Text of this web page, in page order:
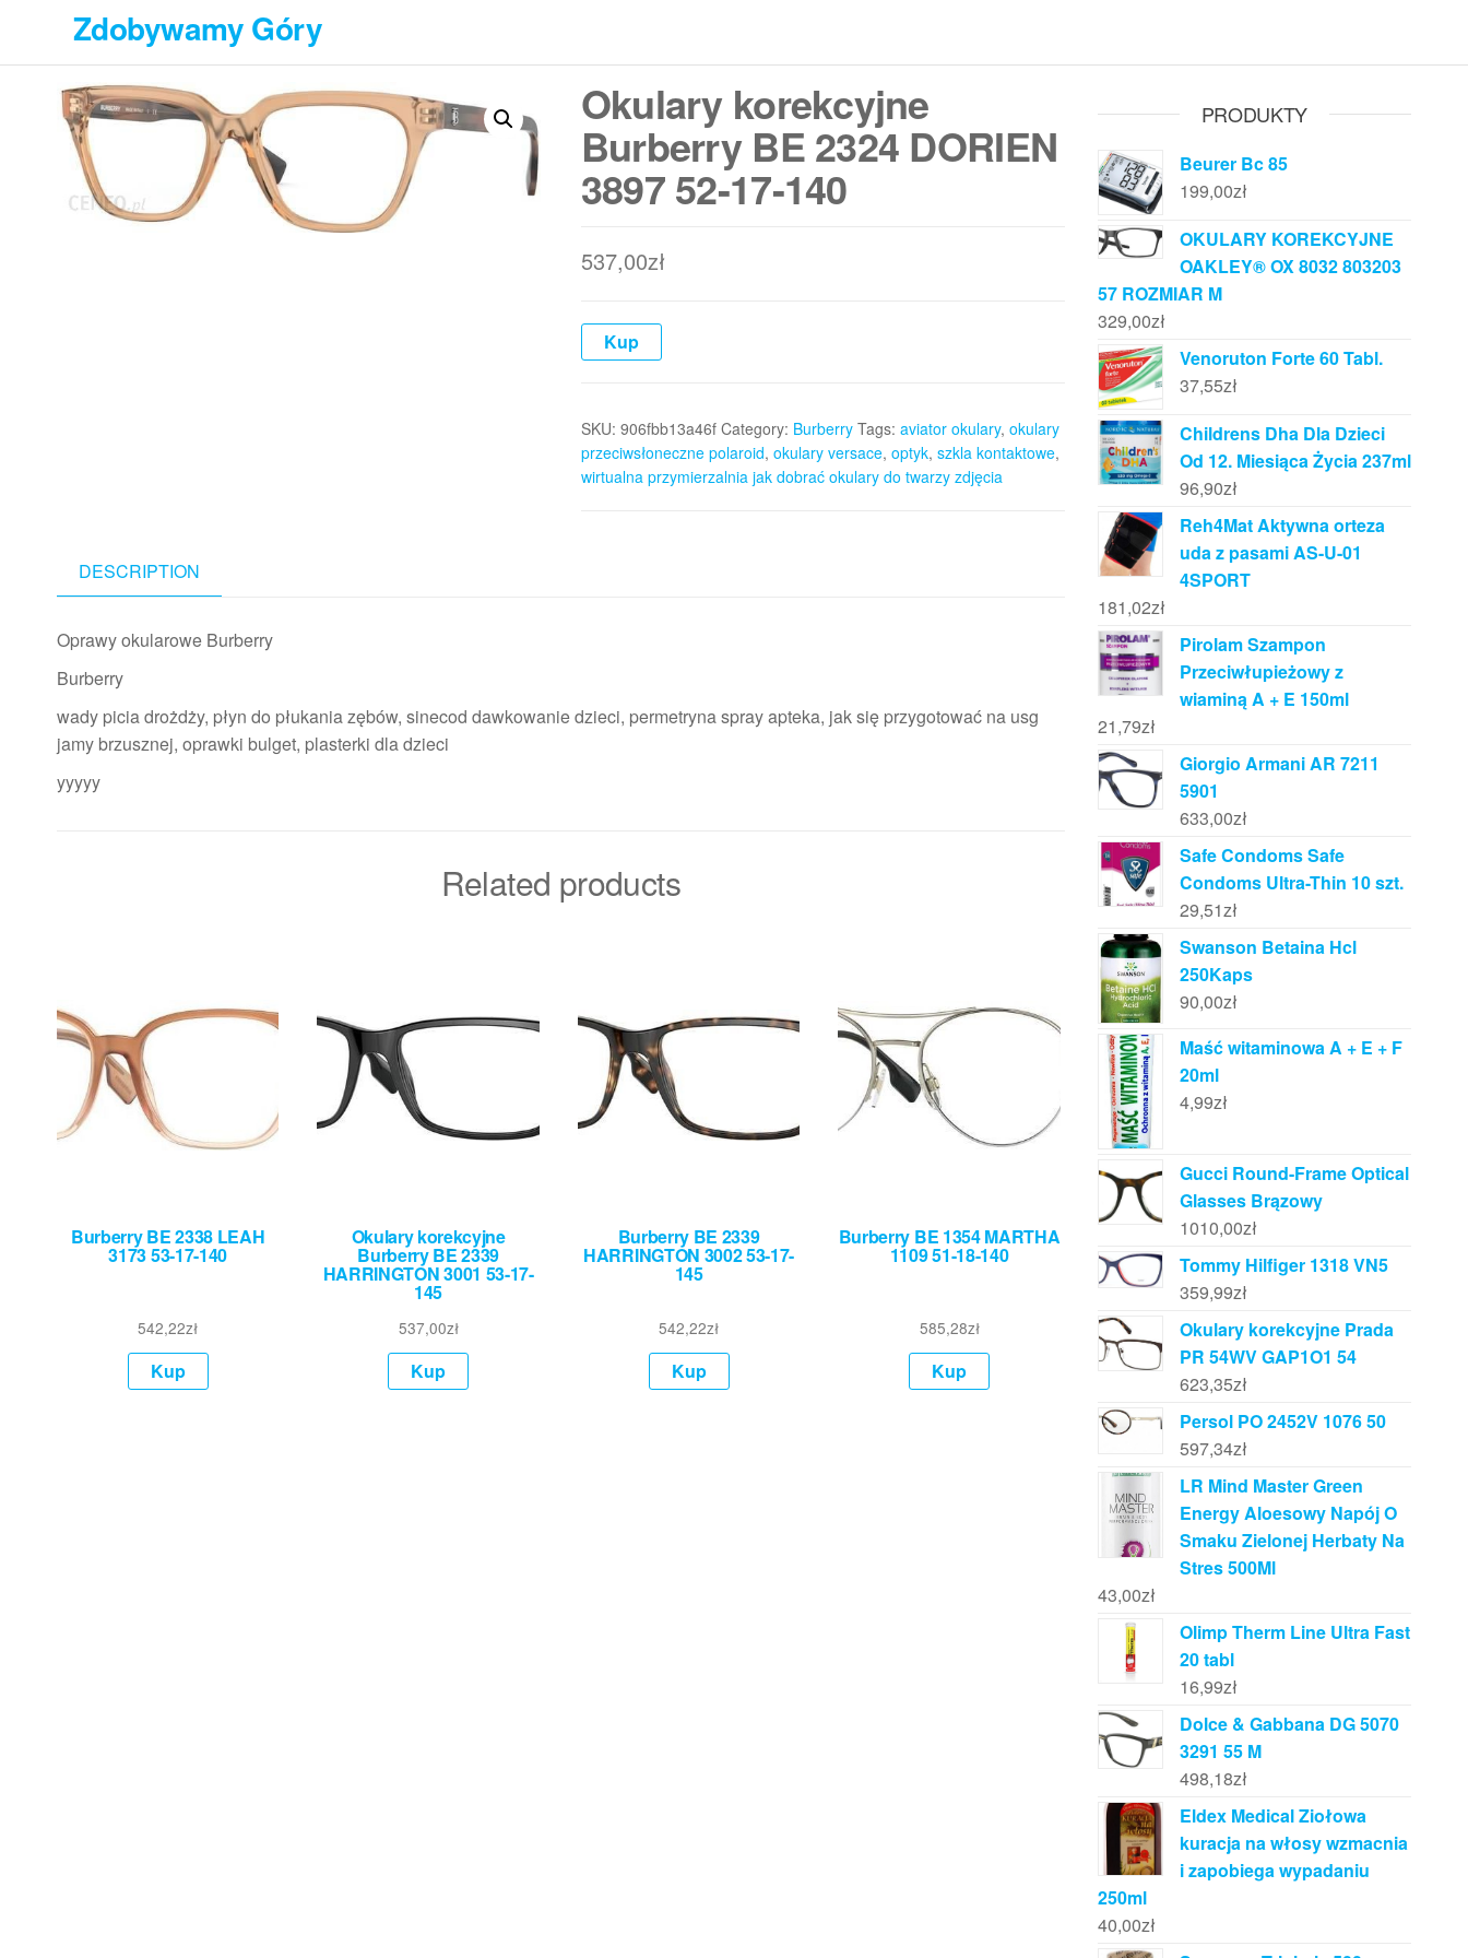
treści
Zdobywamy Góry
Okulary korekcyjne
Burberry BE 2324 DORIEN
3897 52-17-140
537,00zł
Kup
SKU: 906fbb13a46f Category: Burberry Tags: aviator okulary, okulary
przeciwsłoneczne polaroid, okulary versace, optyk, szkla kontaktowe,
wirtualna przymierzalnia jak dobrać okulary do twarzy zdjęcia
DESCRIPTION
Oprawy okularowe Burberry
Burberry
wady picia drożdży, płyn do płukania zębów, sinecod dawkowanie dzieci, permetryna spray apteka, jak się przygotować na usg
jamy brzusznej, oprawki bulget, plasterki dla dzieci
yyyyy
Related products
Burberry BE 2338 LEAH
3173 53-17-140
542,22zł
Kup
Okulary korekcyjne
Burberry BE 2339
HARRINGTON 3001 53-17-
145
537,00zł
Kup
Burberry BE 2339
HARRINGTON 3002 53-17-
145
542,22zł
Kup
Burberry BE 1354 MARTHA
1109 51-18-140
585,28zł
Kup
PRODUKTY
Beurer Bc 85
199,00zł
OKULARY KOREKCYJNE
OAKLEY® OX 8032 803203
57 ROZMIAR M
329,00zł
Venoruton Forte 60 Tabl.
37,55zł
Childrens Dha Dla Dzieci
Od 12. Miesiąca Życia 237ml
96,90zł
Reh4Mat Aktywna orteza
uda z pasami AS-U-01
4SPORT
181,02zł
Pirolam Szampon
Przeciwłupieżowy z
wiaminą A + E 150ml
21,79zł
Giorgio Armani AR 7211
5901
633,00zł
Safe Condoms Safe
Condoms Ultra-Thin 10 szt.
29,51zł
Swanson Betaina Hcl
250Kaps
90,00zł
Maść witaminowa A + E + F
20ml
4,99zł
Gucci Round-Frame Optical
Glasses Brązowy
1010,00zł
Tommy Hilfiger 1318 VN5
359,99zł
Okulary korekcyjne Prada
PR 54WV GAP1O1 54
623,35zł
Persol PO 2452V 1076 50
597,34zł
LR Mind Master Green
Energy Aloesowy Napój O
Smaku Zielonej Herbaty Na
Stres 500Ml
43,00zł
Olimp Therm Line Ultra Fast
20 tabl
16,99zł
Dolce & Gabbana DG 5070
3291 55 M
498,18zł
Eldex Medical Ziołowa
kuracja na włosy wzmacnia
i zapobiega wypadaniu
250ml
40,00zł